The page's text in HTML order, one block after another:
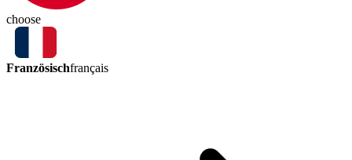
choose
Französischfrançais